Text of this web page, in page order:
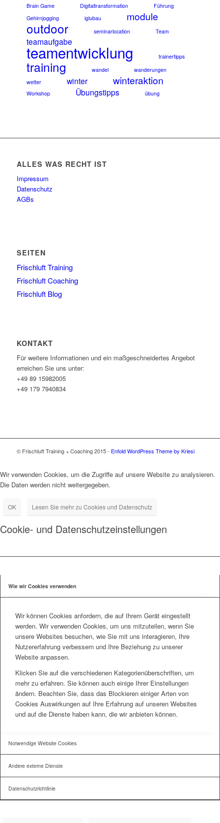
Brain Game
Digitaltransformation
Führung
Gehirnjogging
iglubau module
outdoor seminarlocation Team
teamaufgabe
teamentwicklung trainertipps
training wandel
wanderungen
wetter
winter winteraktion
Workshop Übungstipps übung
ALLES WAS RECHT IST
Impressum
Datenschutz
AGBs
SEITEN
Frischluft Training
Frischluft Coaching
Frischluft Blog
KONTAKT
Für weitere Informationen und ein maßgeschneidertes Angebot
erreichen Sie uns unter:
+49 89 15982005
+49 179 7940834
© Frischluft Training + Coaching 2015 - Enfold WordPress Theme by Kriesi
Wir verwenden Cookies, um die Zugriffe auf unsere Website zu analysieren.
Die Daten werden nicht weitergegeben.
OK Lesen Sie mehr zu Cookies und Datenschutz
Cookie- und Datenschutzeinstellungen
Wie wir Cookies verwenden
Wir können Cookies anfordern, die auf Ihrem Gerät eingestellt
werden. Wir verwenden Cookies, um uns mitzuteilen, wenn Sie
unsere Websites besuchen, wie Sie mit uns interagieren, Ihre
Nutzererfahrung verbessern und Ihre Beziehung zu unserer
Website anpassen.
Klicken Sie auf die verschiedenen Kategorienüberschriften, um
mehr zu erfahren. Sie können auch einige Ihrer Einstellungen
ändern. Beachten Sie, dass das Blockieren einiger Arten von
Cookies Auswirkungen auf Ihre Erfahrung auf unseren Websites
und auf die Dienste haben kann, die wir anbieten können.
Notwendige Website Cookies
Andere externe Dienste
Datenschutzrichtlinie